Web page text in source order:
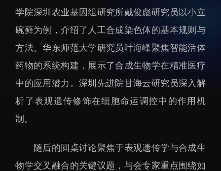
交流动态
出国境事务
来华指引
成果超市
合作交流
学院深圳农业基因组研究所戴俊彪研究员以小立
碗藓为例，介绍了人工合成染色体的基本规则与
方法。华东师范大学研究员叶海峰聚焦智能活体
药物的系统构建，展示了合成生物学在精准医疗
中的应用潜力。深圳先进院甘海云研究员深入解
析了表观遗传修饰在细胞命运调控中的作用机
制。
随后的圆桌讨论聚焦于表观遗传学与合成生
物学交叉融合的关键议题，与会专家重点围绕如